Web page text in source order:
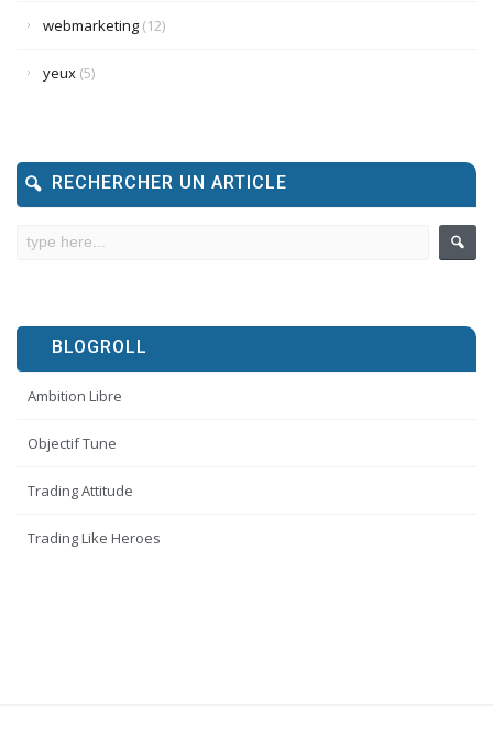
webmarketing (12)
yeux (5)
RECHERCHER UN ARTICLE
BLOGROLL
Ambition Libre
Objectif Tune
Trading Attitude
Trading Like Heroes